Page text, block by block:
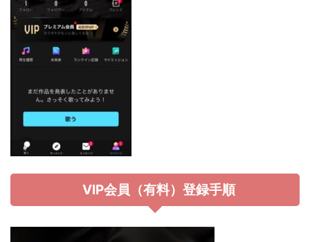
VIP会員（有料）登録手順